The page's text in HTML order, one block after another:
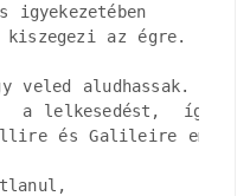
az égre.
veled aludhassak.
a lelkesedést,
és Galileire